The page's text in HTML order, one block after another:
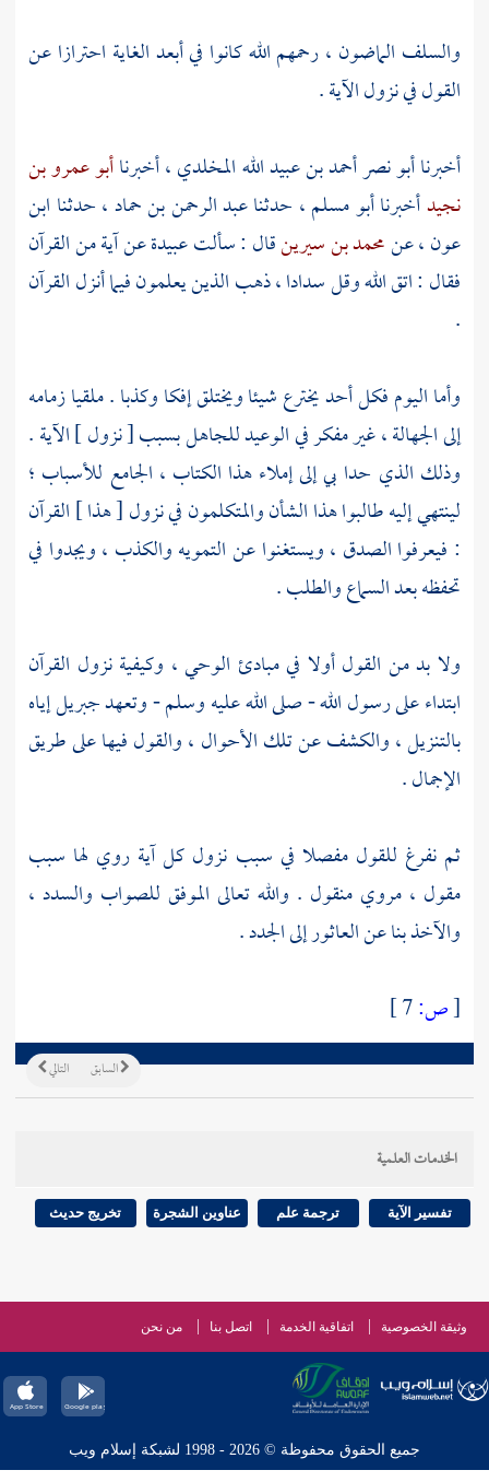
والسلف الماضون ، رحمهم الله كانوا في أبعد الغاية احترازا عن
القول في نزول الآية .
أخبرناأبو نصر أحمد بن عبيد الله المخلدي، أخبرناأبو عمرو بن
نجيدأخبرناأبو مسلم، حدثناعبد الرحمن بن حماد، حدثنا ابن
عون، عنمحمد بن سيرينقال : سألتعبيدةعن آية من القرآن
فقال : اتق الله وقل سدادا ، ذهب الذين يعلمون فيما أنزل القرآن
.
وأما اليوم فكل أحد يخترع شيئا ويختلق إفكا وكذبا . ملقيا زمامه
إلى الجهالة ، غير مفكر في الوعيد للجاهل بسبب [ نزول ] الآية .
وذلك الذي حدا بي إلى إملاء هذا الكتاب ، الجامع للأسباب ؛
لينتهي إليه طالبوا هذا الشأن والمتكلمون في نزول [ هذا ] القرآن
: فيعرفوا الصدق ، ويستغنوا عن التمويه والكذب ، ويجدوا في
تحفظه بعد السماع والطلب .
ولا بد من القول أولا في مبادئ الوحي ، وكيفية نزول القرآن
ابتداء على رسول الله - صلى الله عليه وسلم - وتعهدجبريلإياه
بالتنزيل ، والكشف عن تلك الأحوال ، والقول فيها على طريق
الإجمال .
ثم نفرغ للقول مفصلا في سبب نزول كل آية روي لها سبب
مقول ، مروي منقول . والله تعالى الموفق للصواب والسدد ،
والآخذ بنا عن العاثور إلى الجدد .
[ص:
التالي السابق
الخدمات العلمية
تفسير الآية ترجمة علم عناوين الشجرة تخريج حديث
وثيقة الخصوصية اتفاقية الخدمة اتصل بنا من نحن
جميع الحقوق محفوظة © 2026 - 1998 لشبكة إسلام ويب